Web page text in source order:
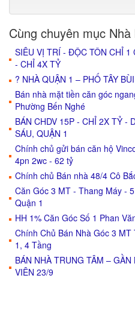
Cùng chuyên mục
SIÊU VỊ TRÍ - ĐỘC TÔN CHỈ 1
- CHỈ 4X TỶ
? NHÀ QUẬN 1 – PHỐ TÂY
Bán nhà mặt tiền căn góc
Phường Bến Nghé
BÁN CHDV 15P - CHỈ 2X TỶ -
SÁU, QUẬN 1
Chính chủ gửi bán căn hộ
4pn 2wc - 62 tỷ
Chính chủ Bán nhà 48/4 Cô
Căn Góc 3 MT - Thang Máy -
Quận 1
HH 1% Căn Góc Số 1 Phan
Chính Chủ Bán Nhà Góc 3
1, 4 Tầng
BÁN NHÀ TRUNG TÂM –
VIÊN 23/9